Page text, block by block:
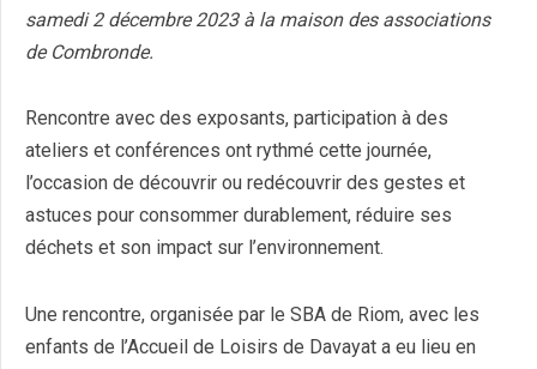
samedi 2 décembre 2023 à la maison des associations
de Combronde.
Rencontre avec des exposants, participation à des
ateliers et conférences ont rythmé cette journée,
l’occasion de découvrir ou redécouvrir des gestes et
astuces pour consommer durablement, réduire ses
déchets et son impact sur l’environnement.
Une rencontre, organisée par le SBA de Riom, avec les
enfants de l’Accueil de Loisirs de Davayat a eu lieu en